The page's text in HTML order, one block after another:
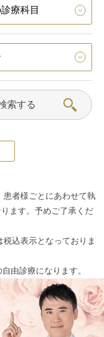
者様ごとにあわせて執
ます。予めご了承くだ
込表示となっておりま
由診療になります。